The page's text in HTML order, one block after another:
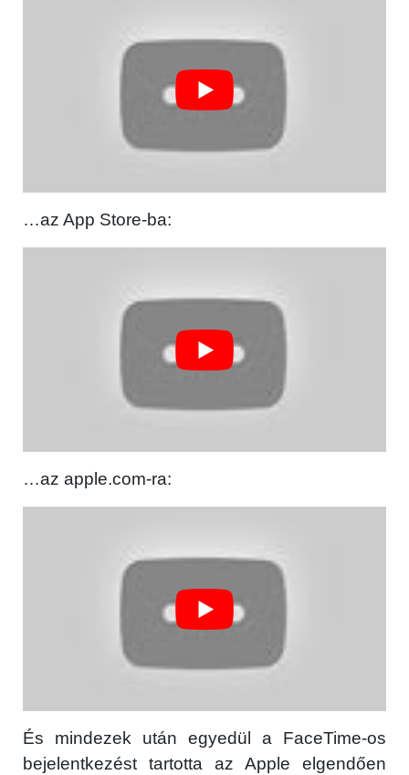
…az App Store-ba:
…az apple.com-ra:
És mindezek után egyedül a FaceTime-os
bejelentkezést tartotta az Apple elgendően